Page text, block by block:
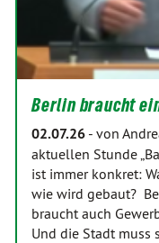
Berlin braucht
02.07.26 - von
aktuellen Stunde
ist immer konkret:
wie wird gebaut?
braucht auch
Und die Stadt